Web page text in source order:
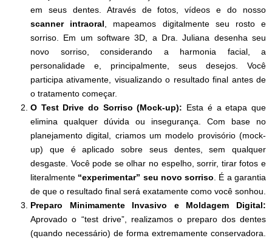
em seus dentes. Através de fotos, vídeos e do nosso
scanner intraoral , mapeamos digitalmente seu rosto e
sorriso. Em um software 3D, a Dra. Juliana desenha seu
novo sorriso, considerando a harmonia facial, a
personalidade e, principalmente, seus desejos. Você
participa ativamente, visualizando o resultado final antes de
o tratamento começar.
O Test Drive do Sorriso (Mock-up): Esta é a etapa que
elimina qualquer dúvida ou insegurança. Com base no
planejamento digital, criamos um modelo provisório (mock-
up) que é aplicado sobre seus dentes, sem qualquer
desgaste. Você pode se olhar no espelho, sorrir, tirar fotos e
literalmente “experimentar” seu novo sorriso . É a garantia
de que o resultado final será exatamente como você sonhou.
Preparo Minimamente Invasivo e Moldagem Digital:
Aprovado o “test drive”, realizamos o preparo dos dentes
(quando necessário) de forma extremamente conservadora.